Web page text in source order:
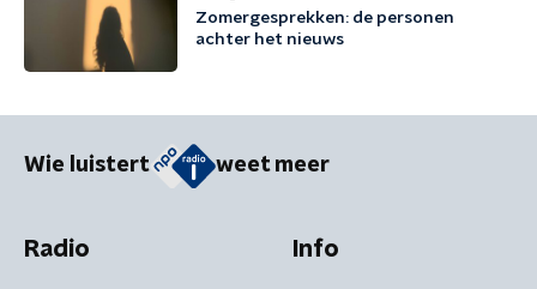
Zomergesprekken: de personen
achter het nieuws
Wie luistert weet meer
Radio Info